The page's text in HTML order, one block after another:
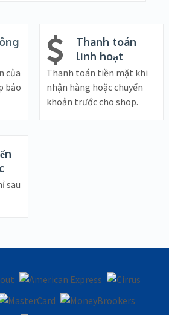
của
bảo
Thanh toán
linh hoạt
Thanh toán tiền mặt khi
nhận hàng hoặc chuyển
khoản trước cho shop.
sau